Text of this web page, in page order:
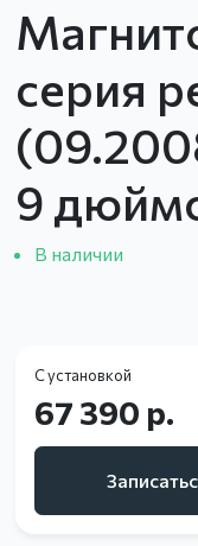
серия
9
В наличии
С установкой
67 390 р.